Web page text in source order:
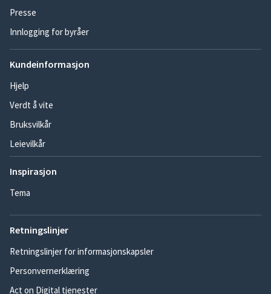
Presse
Innlogging for byråer
Kundeinformasjon
Hjelp
Verdt å vite
Bruksvilkår
Leievilkår
Inspirasjon
Tema
Retningslinjer
Retningslinjer for informasjonskapsler
Personvernerklæring
Act on Digital tjenester